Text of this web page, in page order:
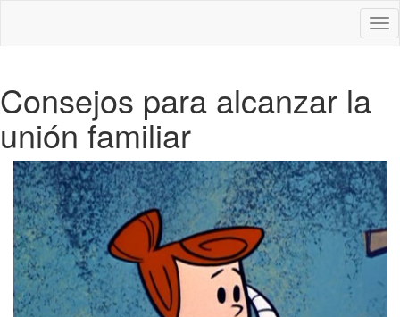
Consejos para alcanzar la
unión familiar